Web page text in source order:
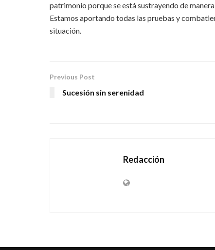
patrimonio porque se está sustrayendo de
Estamos aportando todas las pruebas y
situación.
Previous Post
Sucesión sin serenidad
Redacción